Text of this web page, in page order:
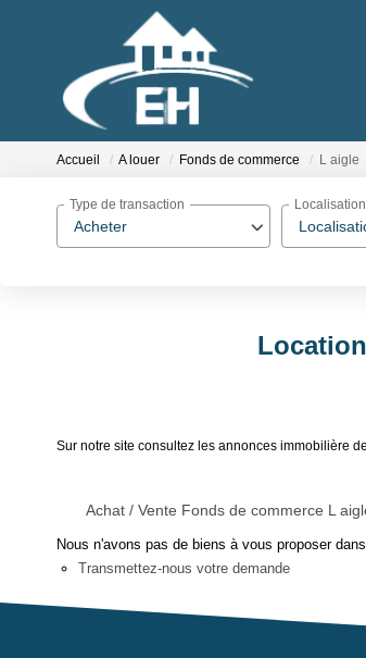
Accueil A louer Fonds de commerce L aigle
Acheter
Type de transaction Localisation
Sur notre site consultez les annonces immobilière
Achat / Vente Fonds de commerce L
Nous n'avons pas de biens à vous proposer
Transmettez-nous votre demande